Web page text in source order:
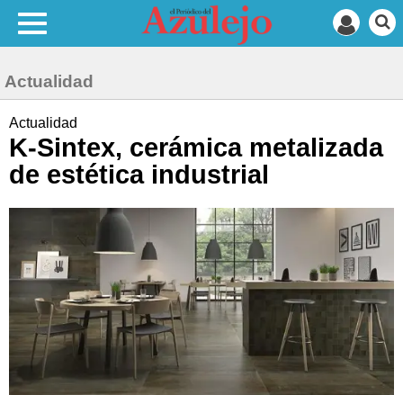
Actualidad
Actualidad
K-Sintex, cerámica metalizada
de estética industrial